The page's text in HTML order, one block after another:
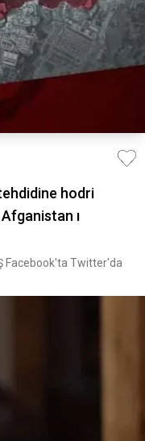
hodri
ı
Facebook'ta Twitter'da